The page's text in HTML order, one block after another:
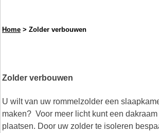
Home > Zolder verbouwen
Zolder verbouwen
U wilt van uw rommelzolder een
maken? Voor meer licht kunt een
plaatsen. Door uw zolder te isoleren